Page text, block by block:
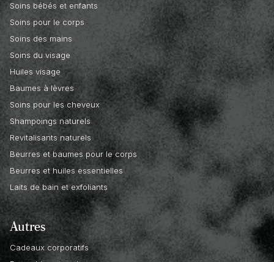
Soins bébés et enfants
Soins pour le corps
Soins des mains
Soins du visage
Huiles visage
Baumes à lèvres
Soins pour les cheveux
Shampoings naturels
Revitalisants naturels
Beurres et baumes pour le corps
Beurres et huiles essentielles
Laits de bain et exfoliants
Autres
Cadeaux corporatifs